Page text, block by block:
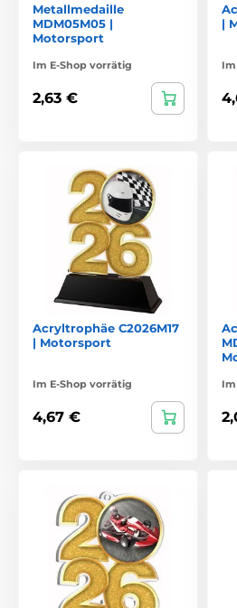
Metallmedaille
MDM05M05 |
Motorsport
Im E-Shop vorrätig
2,63 €
|
Acryltrophäe C2026M17
| Motorsport
Im E-Shop vorrätig
4,67 €